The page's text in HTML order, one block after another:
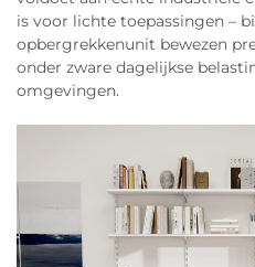
is voor lichte toepassingen –
opbergrekkenunit bewezen
onder zware dagelijkse
omgevingen.